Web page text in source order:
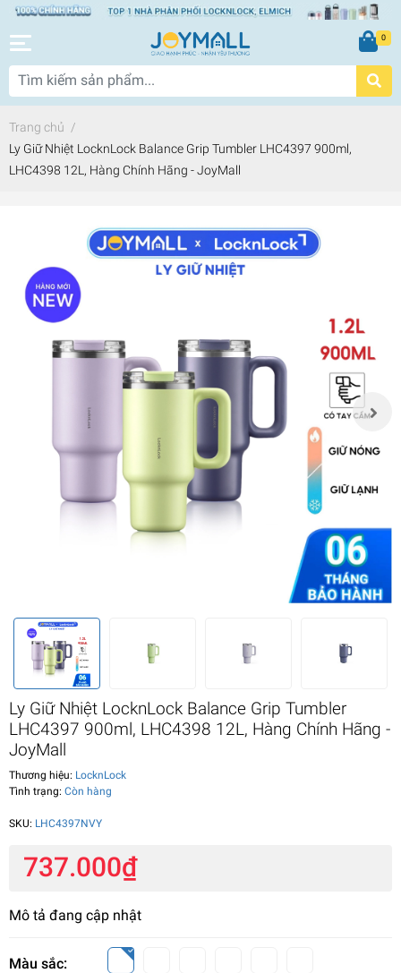
0
Trang chủ /
Ly Giữ Nhiệt LocknLock Balance Grip Tumbler LHC4397 900ml,
LHC4398 12L, Hàng Chính Hãng - JoyMall
Ly Giữ Nhiệt LocknLock Balance Grip Tumbler
LHC4397 900ml, LHC4398 12L, Hàng Chính Hãng -
JoyMall
Thương hiệu: LocknLock
Tình trạng: Còn hàng
SKU: LHC4397NVY
737.000₫
Mô tả đang cập nhật
Màu sắc: